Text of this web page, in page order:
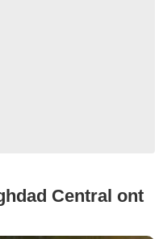
Central ont